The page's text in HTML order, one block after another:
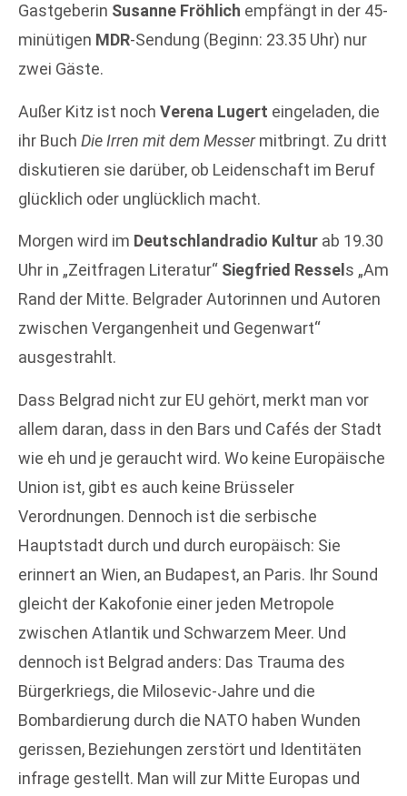
Gastgeberin Susanne Fröhlich empfängt in der 45-
minütigen MDR-Sendung (Beginn: 23.35 Uhr) nur
zwei Gäste.
Außer Kitz ist noch Verena Lugert eingeladen, die
ihr Buch Die Irren mit dem Messermitbringt. Zu dritt
diskutieren sie darüber, ob Leidenschaft im Beruf
glücklich oder unglücklich macht.
Morgen wird im Deutschlandradio Kultur ab 19.30
Uhr in „Zeitfragen Literatur“ Siegfried Ressel s „Am
Rand der Mitte. Belgrader Autorinnen und Autoren
zwischen Vergangenheit und Gegenwart“
ausgestrahlt.
Dass Belgrad nicht zur EU gehört, merkt man vor
allem daran, dass in den Bars und Cafés der Stadt
wie eh und je geraucht wird. Wo keine Europäische
Union ist, gibt es auch keine Brüsseler
Verordnungen. Dennoch ist die serbische
Hauptstadt durch und durch europäisch: Sie
erinnert an Wien, an Budapest, an Paris. Ihr Sound
gleicht der Kakofonie einer jeden Metropole
zwischen Atlantik und Schwarzem Meer. Und
dennoch ist Belgrad anders: Das Trauma des
Bürgerkriegs, die Milosevic-Jahre und die
Bombardierung durch die NATO haben Wunden
gerissen, Beziehungen zerstört und Identitäten
infrage gestellt. Man will zur Mitte Europas und